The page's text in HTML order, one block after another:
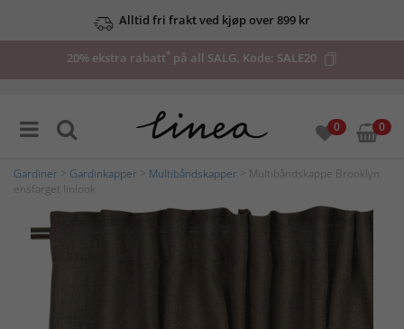
Alltid fri frakt ved kjøp over 899 kr
20% ekstra rabatt* på all SALG. Kode: SALE20
0 0
Gardiner Gardinkapper Multibåndskapper > Multibåndskappe Brooklyn
ensfarget linlook